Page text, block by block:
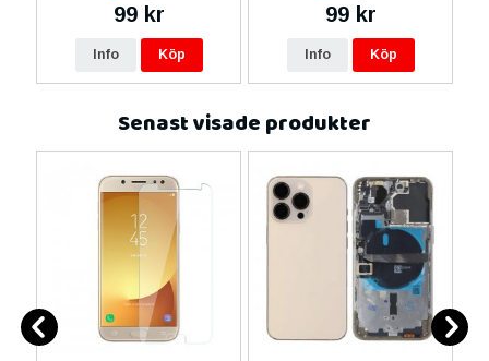
99 kr
Info Köp
99 kr
Info Köp
Senast visade produkter